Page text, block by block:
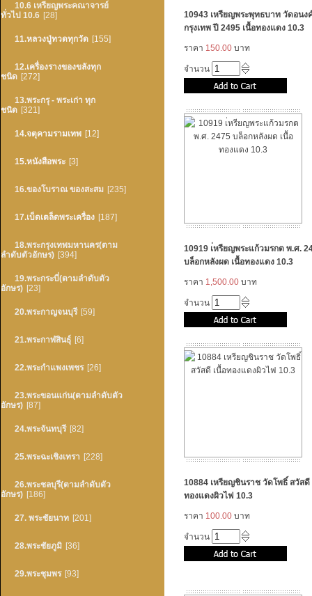
10.6 เหรียญพระคณาจารย์
ทั่วไป 10.6 [28]
11.หลวงปู่ทวดทุกวัด [155]
12.เครื่องรางของขลังทุก
ชนิด [272]
13.พระกรุ - พระเก่า ทุก
ชนิด [321]
14.จตุคามรามเทพ [12]
15.หนังสือพระ [3]
16.ของโบราณ ของสะสม [235]
17.เบ็ดเตล็ดพระเครื่อง [187]
18.พระกรุงเทพมหานคร(ตาม
ลำดับตัวอักษร) [394]
19.พระกระบี่(ตามลำดับตัว
อักษร) [23]
20.พระกาญจนบุรี [59]
21.พระกาฬสินธุ์ [6]
22.พระกำแพงเพชร [26]
23.พระขอนแก่น(ตามลำดับตัว
อักษร) [87]
24.พระจันทบุรี [82]
25.พระฉะเชิงเทรา [228]
26.พระชลบุรี(ตามลำดับตัว
อักษร) [186]
27. พระชัยนาท [201]
28.พระชัยภูมิ [36]
29.พระชุมพร [93]
10943 เหรียญพระพุทธบาท วัดอนง
กรุงเทพ ปี 2495 เนื้อทองแดง 10.3
ราคา 150.00 บาท
จำนวน
10919 เ่หรียญพระแก้วมรกต พ.ศ.
บล็อกหลังผด เนื้อทองแดง 10.3
ราคา 1,500.00 บาท
จำนวน
10884 เหรียญชินราช วัดโพธิ์ สวัสดี
ทองแดงผิวไฟ 10.3
ราคา 100.00 บาท
จำนวน